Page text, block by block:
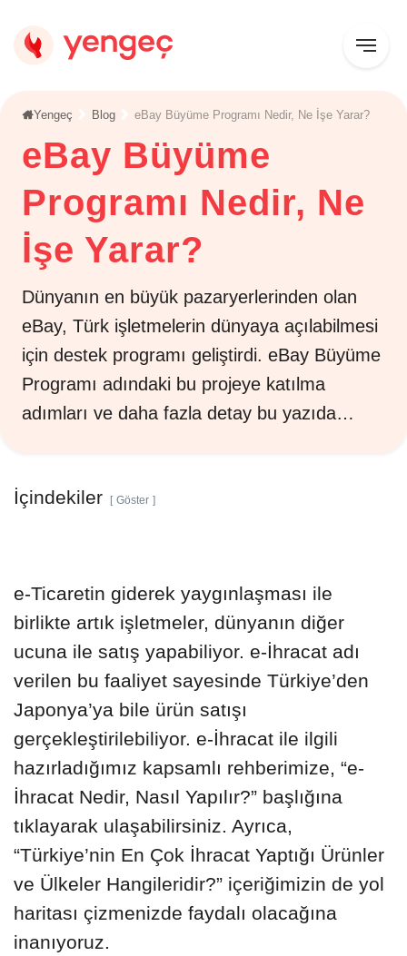
Yengeç Blog eBay Büyüme Programı Nedir, Ne İşe Yarar?
eBay Büyüme
Programı Nedir, Ne
İşe Yarar?
Dünyanın en büyük pazaryerlerinden olan
eBay, Türk işletmelerin dünyaya açılabilmesi
için destek programı geliştirdi. eBay Büyüme
Programı adındaki bu projeye katılma
adımları ve daha fazla detay bu yazıda…
e-Ticaretin giderek yaygınlaşması ile
birlikte artık işletmeler, dünyanın diğer
ucuna ile satış yapabiliyor. e-İhracat adı
verilen bu faaliyet sayesinde Türkiye’den
Japonya’ya bile ürün satışı
gerçekleştirilebiliyor. e-İhracat ile ilgili
hazırladığımız kapsamlı rehberimize, “e-
İhracat Nedir, Nasıl Yapılır?” başlığına
tıklayarak ulaşabilirsiniz. Ayrıca,
“Türkiye’nin En Çok İhracat Yaptığı Ürünler
ve Ülkeler Hangileridir?” içeriğimizin de yol
haritası çizmenizde faydalı olacağına
inanıyoruz.
İçindekiler Göster